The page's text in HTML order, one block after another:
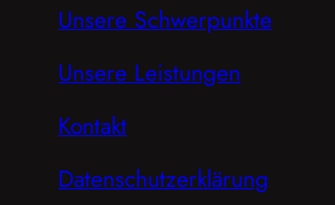
Unsere Schwerpunkte
Unsere Leistungen
Kontakt
Datenschutzerklärung